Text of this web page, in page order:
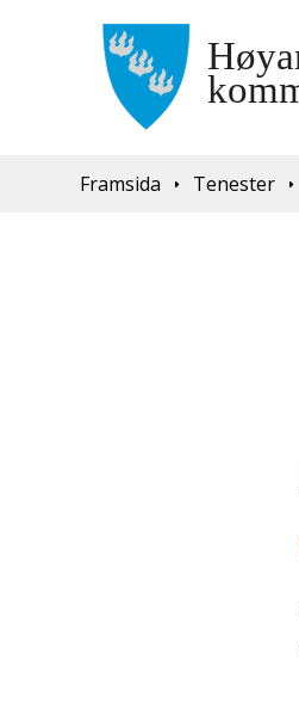
Du er her:
Framsida Tenester